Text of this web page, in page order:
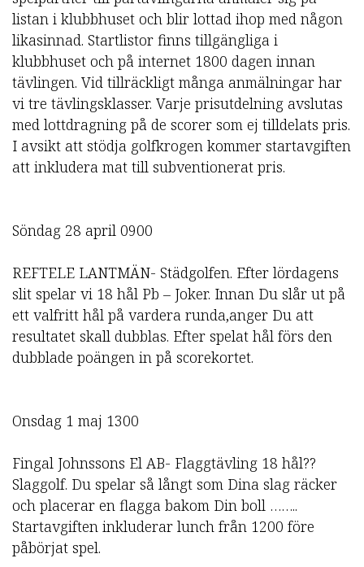
listan i klubbhuset och blir lottad ihop med någon
likasinnad. Startlistor finns tillgängliga i
klubbhuset och på internet 1800 dagen innan
tävlingen. Vid tillräckligt många anmälningar har
vi tre tävlingsklasser. Varje prisutdelning avslutas
med lottdragning på de scorer som ej tilldelats pris.
I avsikt att stödja golfkrogen kommer startavgiften
att inkludera mat till subventionerat pris.
Söndag 28 april 0900
REFTELE LANTMÄN- Städgolfen. Efter lördagens
slit spelar vi 18 hål Pb – Joker. Innan Du slår ut på
ett valfritt hål på vardera runda,anger Du att
resultatet skall dubblas. Efter spelat hål förs den
dubblade poängen in på scorekortet.
Onsdag 1 maj 1300
Fingal Johnssons El AB- Flaggtävling 18 hål??
Slaggolf. Du spelar så långt som Dina slag räcker
och placerar en flagga bakom Din boll ……..
Startavgiften inkluderar lunch från 1200 före
påbörjat spel.